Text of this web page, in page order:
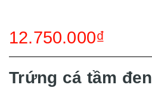
12.750.000₫
Trứng cá tầm